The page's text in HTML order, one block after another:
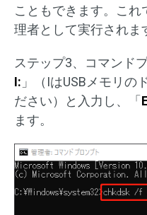
こともできます。こ
理者として実行されま
ステップ3、コマンド
I: 」（IはUSBメモリの
ださい）と入力し、「
ます。